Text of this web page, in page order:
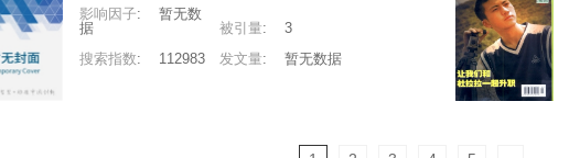
影响因子:
暂无数
据
被引量:
3
搜索指数: 112983 发文量: 暂无数据